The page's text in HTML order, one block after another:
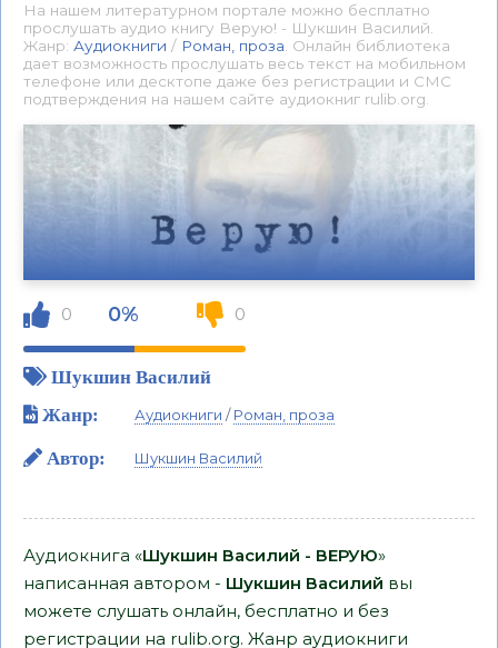
На нашем литературном портале можно бесплатно
прослушать аудио книгу Верую! - Шукшин Василий.
Жанр: Аудиокниги / Роман, проза . Онлайн библиотека
дает возможность прослушать весь текст на мобильном
телефоне или десктопе даже без регистрации и СМС
подтверждения на нашем сайте аудиокниг rulib.org.
0 0% 0
Шукшин Василий
Жанр:
Аудиокниги /Роман, проза
Автор: Шукшин Василий
Аудиокнига «Шукшин Василий - ВЕРУЮ»
написанная автором - Шукшин Василий вы
можете слушать онлайн, бесплатно и без
регистрации на rulib.org. Жанр аудиокниги